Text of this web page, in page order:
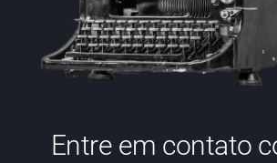
Entre em contato